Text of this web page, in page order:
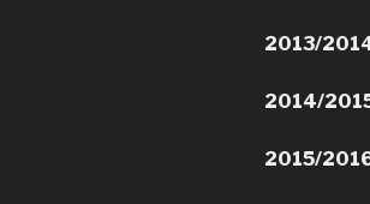
2013/
2014/
2015/